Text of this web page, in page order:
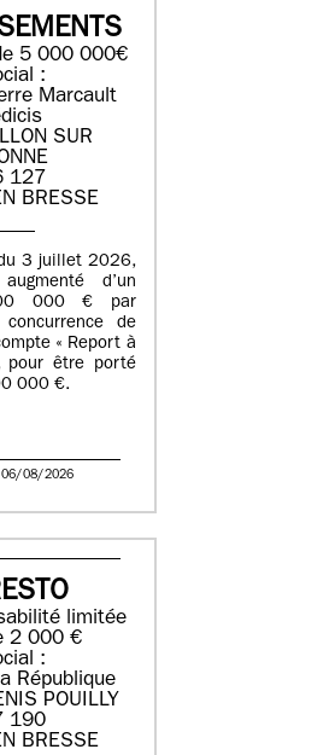
5 000 000€
:
Marcault
SUR
127
BRESSE
du 3 juillet 2026,
d’un
000 € par
de
« Report à
pour être porté
000 €.
06/08/2026
limitée
2 000 €
:
République
POUILLY
190
BRESSE